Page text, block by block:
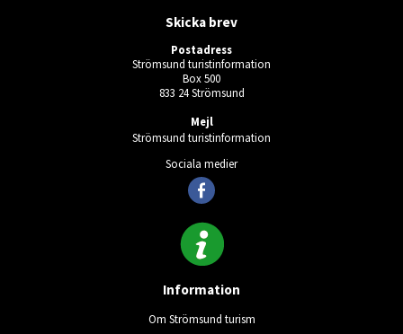
Skicka brev
Postadress
Strömsund turistinformation
Box 500
833 24 Strömsund
Mejl
Strömsund turistinformation
Sociala medier
Information
Om Strömsund turism